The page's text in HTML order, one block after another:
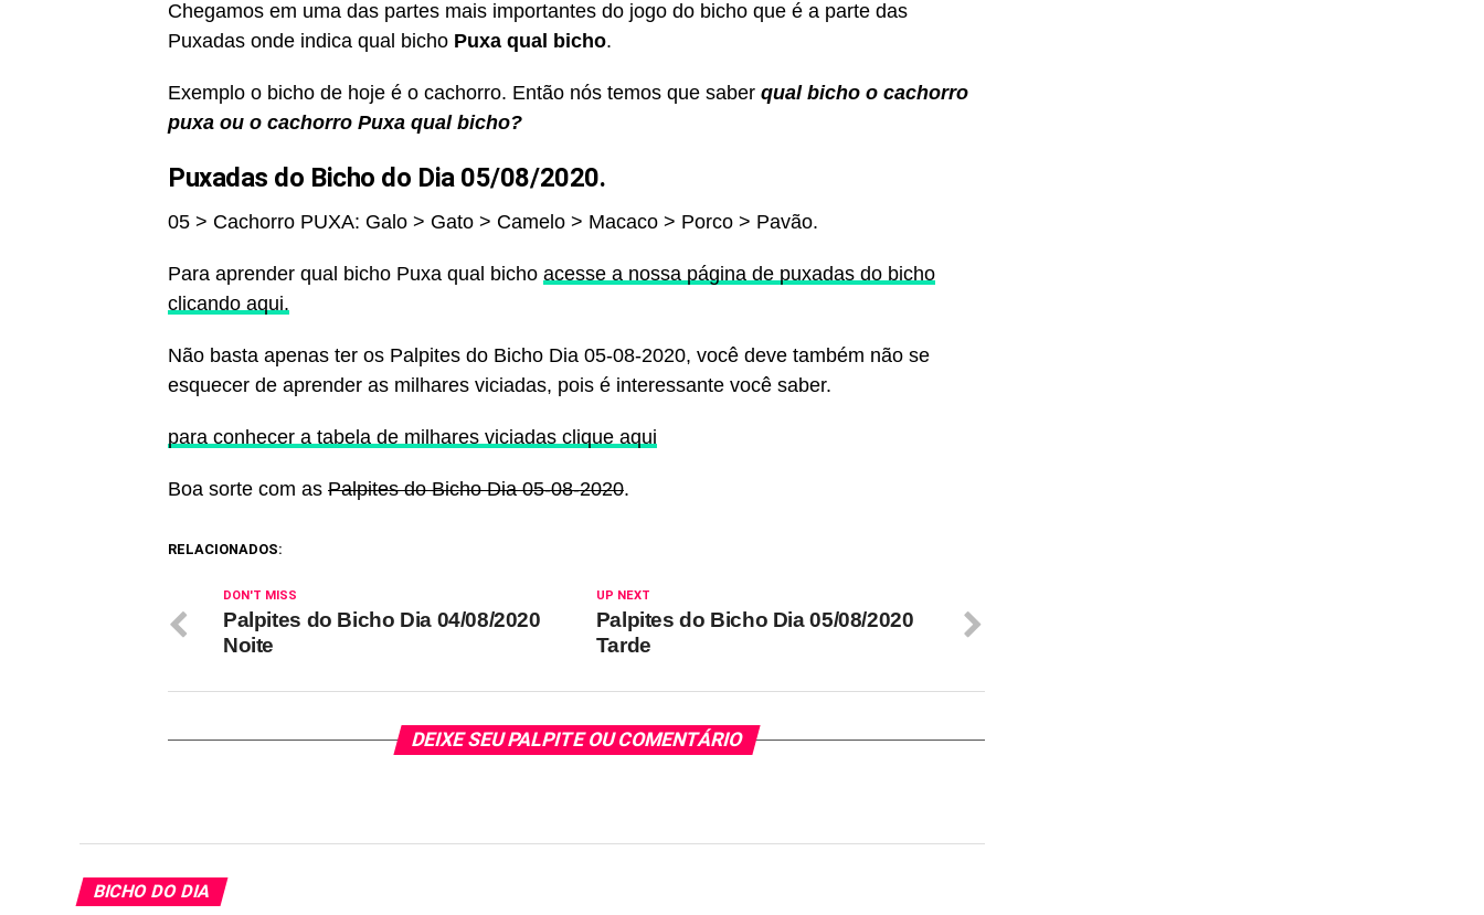
Chegamos em uma das partes mais importantes do jogo do bicho que é a parte das
Puxadas onde indica qual bicho Puxa qual bicho.
Exemplo o bicho de hoje é o cachorro. Então nós temos que saber qual bicho o cachorro
puxa ou o cachorro Puxa qual bicho?
Puxadas do Bicho do Dia 05/08/2020.
05 > Cachorro PUXA: Galo > Gato > Camelo > Macaco > Porco > Pavão.
Para aprender qual bicho Puxa qual bicho acesse a nossa página de puxadas do bicho
clicando aqui.
Não basta apenas ter os Palpites do Bicho Dia 05-08-2020, você deve também não se
esquecer de aprender as milhares viciadas, pois é interessante você saber.
para conhecer a tabela de milhares viciadas clique aqui
Boa sorte com as Palpites do Bicho Dia 05-08-2020.
RELACIONADOS:
UP NEXT
Palpites do Bicho Dia 05/08/2020
Tarde
DON'T MISS
Palpites do Bicho Dia 04/08/2020
Noite
DEIXE SEU PALPITE OU COMENTÁRIO
BICHO DO DIA